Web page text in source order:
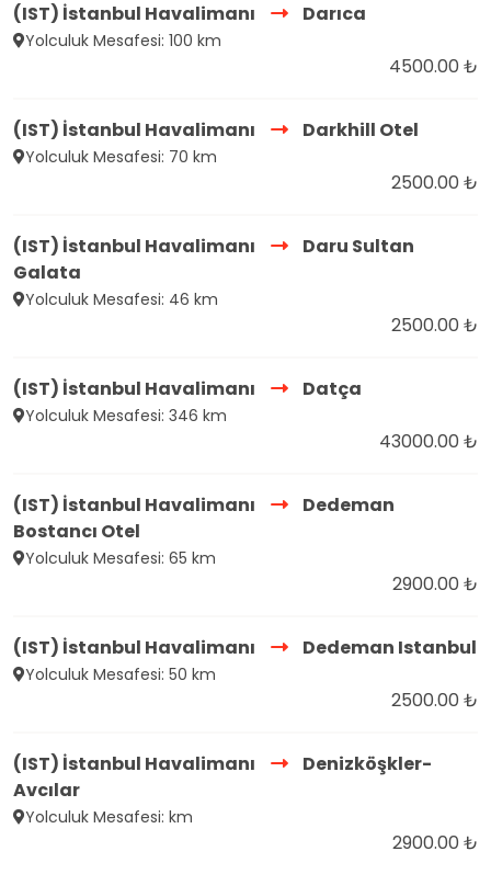
(IST) İstanbul Havalimanı Darıca
Yolculuk Mesafesi: 100 km
4500.00 ₺
(IST) İstanbul Havalimanı Darkhill Otel
Yolculuk Mesafesi: 70 km
2500.00 ₺
(IST) İstanbul Havalimanı
Daru Sultan
Galata
Yolculuk Mesafesi: 46 km
2500.00 ₺
(IST) İstanbul Havalimanı Datça
Yolculuk Mesafesi: 346 km
43000.00 ₺
(IST) İstanbul Havalimanı
Dedeman
Bostancı Otel
Yolculuk Mesafesi: 65 km
2900.00 ₺
(IST) İstanbul Havalimanı Dedeman Istanbul
Yolculuk Mesafesi: 50 km
2500.00 ₺
(IST) İstanbul Havalimanı
Denizköşkler-
Avcılar
Yolculuk Mesafesi: km
2900.00 ₺